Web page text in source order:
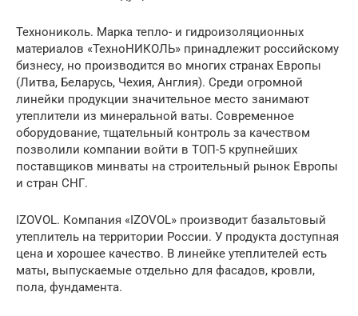
Технониколь. Марка тепло- и гидроизоляционных
материалов «ТехноНИКОЛЬ» принадлежит российскому
бизнесу, но производится во многих странах Европы
(Литва, Беларусь, Чехия, Англия). Среди огромной
линейки продукции значительное место занимают
утеплители из минеральной ваты. Современное
оборудование, тщательный контроль за качеством
позволили компании войти в ТОП-5 крупнейших
поставщиков минваты на строительный рынок Европы
и стран СНГ.
IZOVOL. Компания «IZOVOL» производит базальтовый
утеплитель на территории России. У продукта доступная
цена и хорошее качество. В линейке утеплителей есть
маты, выпускаемые отдельно для фасадов, кровли,
пола, фундамента.